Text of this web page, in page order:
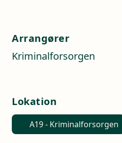
Arrangører
Kriminalforsorgen
Lokation
A19 - Kriminalforsorgen